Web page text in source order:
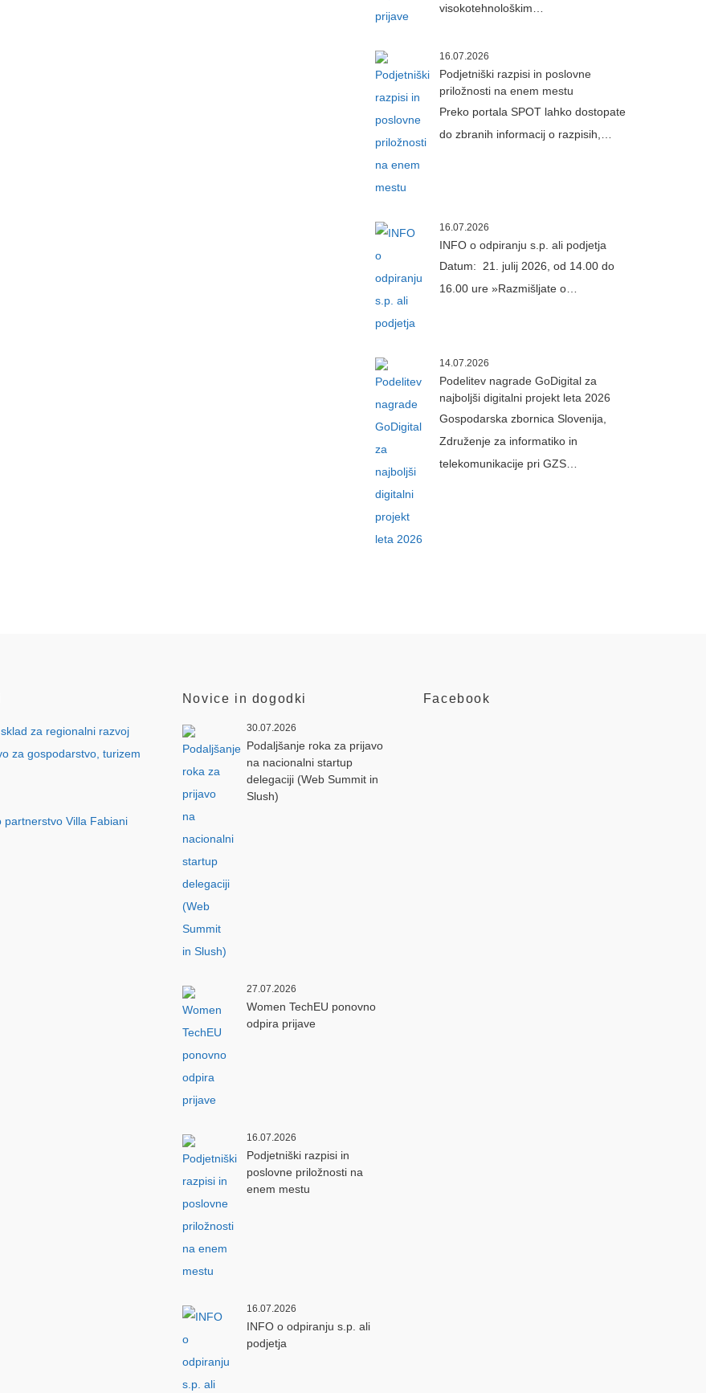
visokotehnološkim…
16.07.2026
Podjetniški razpisi in poslovne
priložnosti na enem mestu
Preko portala SPOT lahko dostopate
do zbranih informacij o razpisih,…
16.07.2026
INFO o odpiranju s.p. ali podjetja
Datum: 21. julij 2026, od 14.00 do
16.00 ure »Razmišljate o…
14.07.2026
Podelitev nagrade GoDigital za
najboljši digitalni projekt leta 2026
Gospodarska zbornica Slovenija,
Združenje za informatiko in
telekomunikacije pri GZS…
Novice in dogodki
30.07.2026
Podaljšanje roka za prijavo
na nacionalni startup
delegaciji (Web Summit in
Slush)
27.07.2026
Women TechEU ponovno
odpira prijave
16.07.2026
Podjetniški razpisi in
poslovne priložnosti na
enem mestu
16.07.2026
INFO o odpiranju s.p. ali
podjetja
Facebook